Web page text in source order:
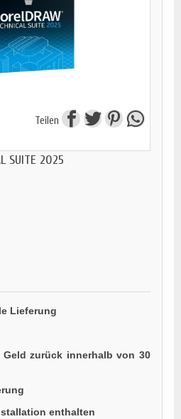
Teilen
SUITE 2025
Lieferung
Geld zurück innerhalb von 30
enthalten